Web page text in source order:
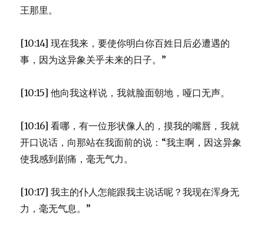
王那里。
[10:14] 现在我来，要使你明白你百姓日后必遭遇的
事，因为这异象关乎未来的日子。”
[10:15] 他向我这样说，我就脸面朝地，哑口无声。
[10:16] 看哪，有一位形状像人的，摸我的嘴唇，我就
开口说话，向那站在我面前的说：“我主啊，因这异象
使我感到剧痛，毫无气力。
[10:17] 我主的仆人怎能跟我主说话呢？我现在浑身无
力，毫无气息。”